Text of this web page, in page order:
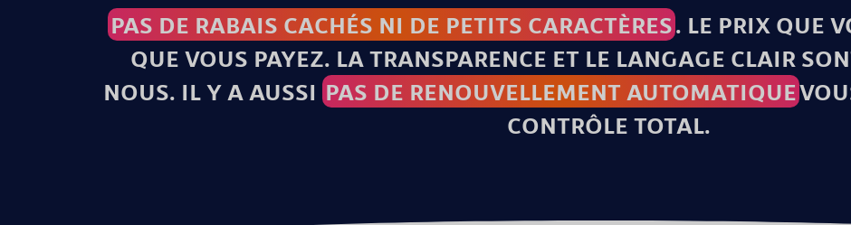
PAS DE RABAIS CACHÉS NI DE PETITS CARACTÈRES. LE PRIX QUE
QUE VOUS PAYEZ. LA TRANSPARENCE ET LE LANGAGE CLAIR
NOUS. IL Y A AUSSI PAS DE RENOUVELLEMENT AUTOMATIQUE
CONTRÔLE TOTAL.